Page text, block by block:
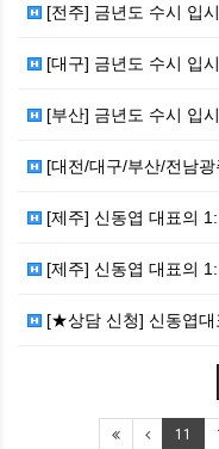
[전주] 금년도 수시 입
[대구] 금년도 수시 입
[부산] 금년도 수시 입
[대전/대구/부산/전남광
[제주] 신동엽 대표의
[제주] 신동엽 대표의
[★상담 신청] 신동엽대표의
11